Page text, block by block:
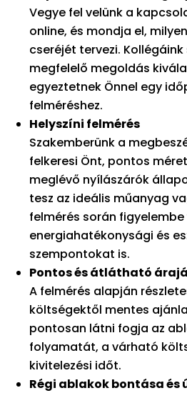
Vegye fel velünk a
online, és mondja el,
cseréjét tervezi.
megfelelő megoldás
egyeztetnek Önnel egy
felméréshez.
Helyszíni felmérés
Szakemberünk a
felkeresi Önt, pontos
meglévő nyílászárók
tesz az ideális műanyag
felmérés során figyelembe
energiahatékonysági és
szempontokat is.
Pontos és átlátható
A felmérés alapján
költségektől mentes
pontosan látni fogja az
folyamatát, a várható
kivitelezési időt.
Régi ablakok bontása és